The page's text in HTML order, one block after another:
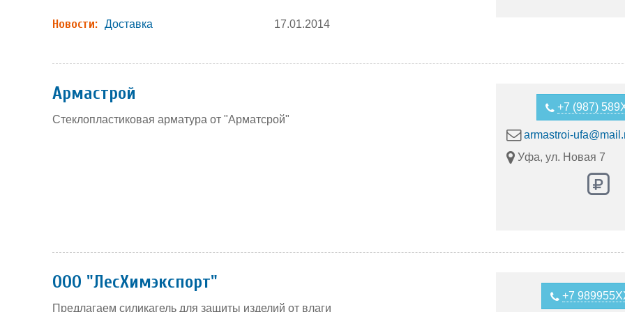
Новости: Доставка 17.01.2014
Армастрой
Стеклопластиковая арматура от "Арматсрой"
+7 (987)
armastroi-
Уфа, ул. Новая 7
ООО "ЛесХимэкспорт"
Предлагаем силикагель для защиты изделий от влаги
+7